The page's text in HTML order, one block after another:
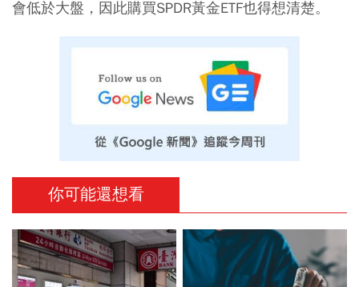
會低於大盤，因此購買SPDR黃金ETF也得想清楚。
你可能還想看